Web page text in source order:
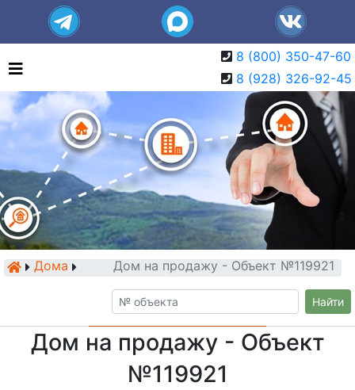
8 (800) 350-47-60
8 (928) 326-92-45
Дома Дом на продажу - Объект №119921
Найти
Дом на продажу - Объект
№119921